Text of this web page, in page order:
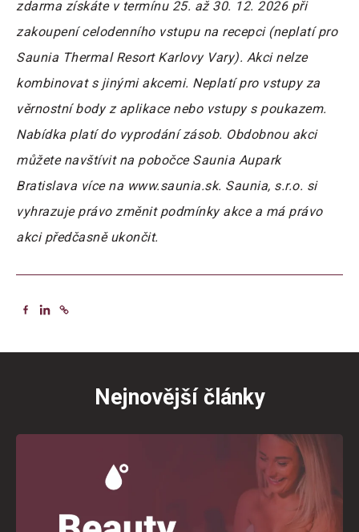
zdarma získáte v termínu 25. až 30. 12. 2026 při
zakoupení celodenního vstupu na recepci (neplatí pro
Saunia Thermal Resort Karlovy Vary). Akci nelze
kombinovat s jinými akcemi. Neplatí pro vstupy za
věrnostní body z aplikace nebo vstupy s poukazem.
Nabídka platí do vyprodání zásob. Obdobnou akci
můžete navštívit na pobočce Saunia Aupark
Bratislava více na www.saunia.sk. Saunia, s.r.o. si
vyhrazuje právo změnit podmínky akce a má právo
akci předčasně ukončit.
Nejnovější články